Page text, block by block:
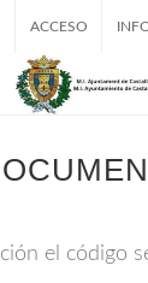
ACCESO
el código